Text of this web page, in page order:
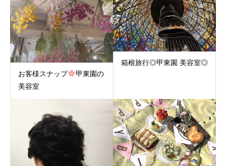
お客様スナップ
甲東園の
美容室
箱根旅行◎甲東園 美容室◎